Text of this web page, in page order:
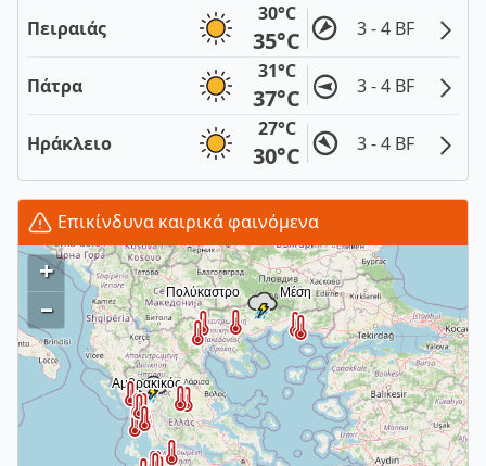
Πειραιάς
30°C
35°C 3 - 4 BF
Πάτρα
31°C
37°C 3 - 4 BF
Ηράκλειο
27°C
30°C 3 - 4 BF
Επικίνδυνα καιρικά φαινόμενα
+
–